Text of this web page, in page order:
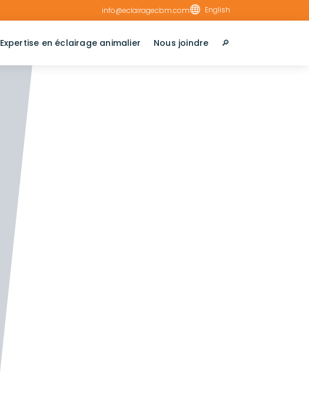
info@eclairagecbm.com English
Expertise en éclairage animalier Nous joindre 🔎︎